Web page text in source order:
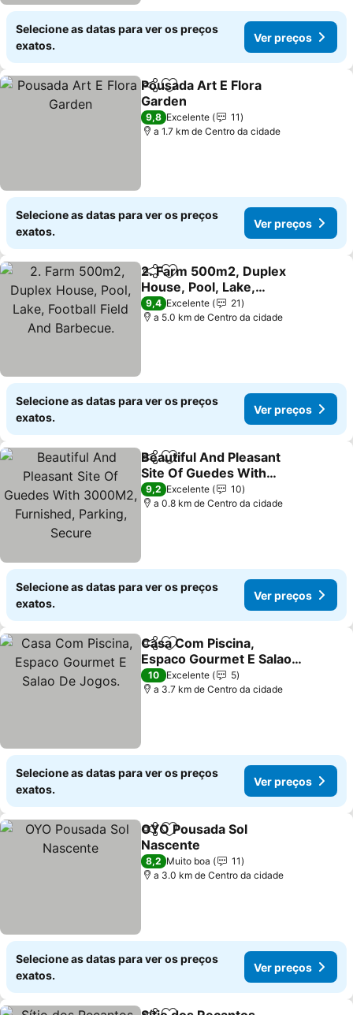
Selecione as datas para ver os preços
exatos.
Ver preços
PartilharAdicionar aos favoritos
Pousada Art E Flora
Garden
9,8 Excelente
11
a 1.7 km de Centro da cidade
Selecione as datas para ver os preços
exatos.
Ver preços
PartilharAdicionar aos favoritos
2. Farm 500m2, Duplex
House, Pool, Lake,
Football Field And
Barbecue.
9,4 Excelente
21
a 5.0 km de Centro da cidade
Selecione as datas para ver os preços
exatos.
Ver preços
PartilharAdicionar aos favoritos
Beautiful And Pleasant
Site Of Guedes With
3000M2, Furnished,
Parking, Secure
9,2 Excelente
10
a 0.8 km de Centro da cidade
Selecione as datas para ver os preços
exatos.
Ver preços
PartilharAdicionar aos favoritos
Casa Com Piscina,
Espaco Gourmet E Salao
De Jogos.
10 Excelente
5
a 3.7 km de Centro da cidade
Selecione as datas para ver os preços
exatos.
Ver preços
PartilharAdicionar aos favoritos
OYO Pousada Sol
Nascente
8,2 Muito boa
11
a 3.0 km de Centro da cidade
Selecione as datas para ver os preços
exatos.
Ver preços